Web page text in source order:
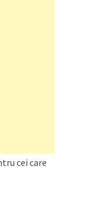
cei care